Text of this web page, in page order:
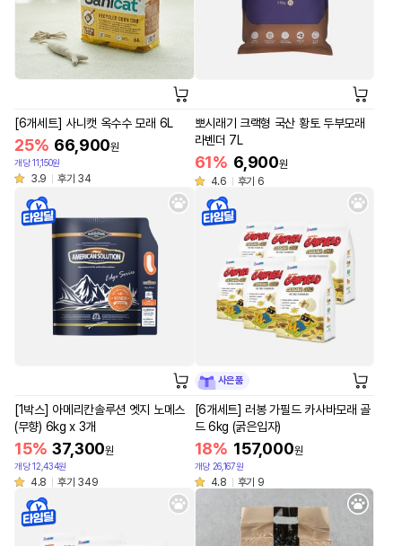
[6개세트] 사니캣 옥수수 모래 6L
25% 66,900원
개당 11,150원
3.9 후기 34
뽀시래기 크랙형 국산 황토 두부모래
라벤더 7L
61% 6,900원
4.6
후기 6
[1박스] 아메리칸솔루션 엣지 노메스
(무향) 6kg x 3개
15% 37,300원
개당 12,434원
4.8 후기 349
사은품
[6개세트] 러봉 가필드 카사바모래 골
드 6kg (굵은입자)
18% 157,000원
개당 26,167원
4.8 후기 9